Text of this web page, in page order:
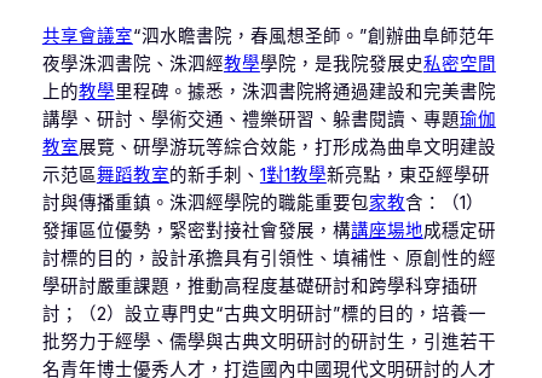
共享會議室“泗水瞻書院，春風想圣師。”創辦曲阜師范年
夜學洙泗書院、洙泗經教學學院，是我院發展史私密空間
上的教學里程碑。據悉，洙泗書院將通過建設和完美書院
講學、研討、學術交通、禮樂研習、躲書閱讀、專題瑜伽
教室展覽、研學游玩等綜合效能，打形成為曲阜文明建設
示范區舞蹈教室的新手刺、 1對1教學新亮點，東亞經學研
討與傳播重鎮。洙泗經學院的職能重要包家教含：（1）
發揮區位優勢，緊密對接社會發展，構講座場地成穩定研
討標的目的，設計承擔具有引領性、填補性、原創性的經
學研討嚴重課題，推動高程度基礎研討和跨學科穿插研
討；（2）設立專門史“古典文明研討”標的目的，培養一
批努力于經學、儒學與古典文明研討的研討生，引進若干
名青年博士優秀人才，打造國內中國現代文明研討的人才